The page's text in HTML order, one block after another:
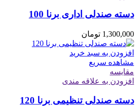
دسته صندلی اداری برنا 100
1,300,000 تومان
افزودن به سبد خرید
مشاهده سریع
مقایسه
افزودن به علاقه مندی
دسته صندلی تنظیمی برنا 120